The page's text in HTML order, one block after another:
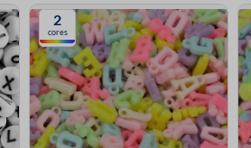
2
cores